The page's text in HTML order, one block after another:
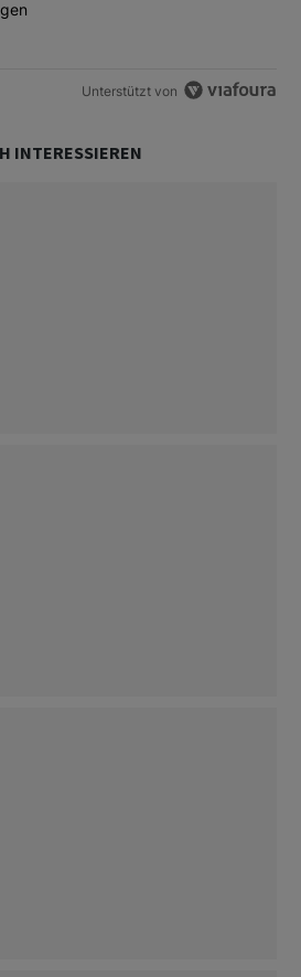
Unterstützt von
INTERESSIEREN